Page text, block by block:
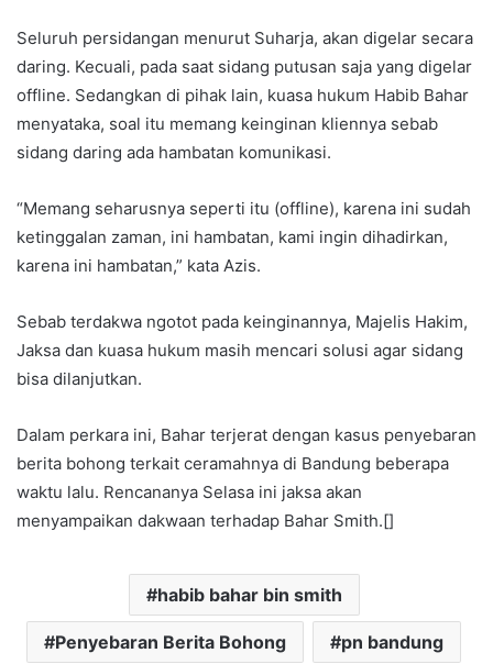
Seluruh persidangan menurut Suharja, akan digelar secara
daring. Kecuali, pada saat sidang putusan saja yang digelar
offline. Sedangkan di pihak lain, kuasa hukum Habib Bahar
menyataka, soal itu memang keinginan kliennya sebab
sidang daring ada hambatan komunikasi.
“Memang seharusnya seperti itu (offline), karena ini sudah
ketinggalan zaman, ini hambatan, kami ingin dihadirkan,
karena ini hambatan,” kata Azis.
Sebab terdakwa ngotot pada keinginannya, Majelis Hakim,
Jaksa dan kuasa hukum masih mencari solusi agar sidang
bisa dilanjutkan.
Dalam perkara ini, Bahar terjerat dengan kasus penyebaran
berita bohong terkait ceramahnya di Bandung beberapa
waktu lalu. Rencananya Selasa ini jaksa akan
menyampaikan dakwaan terhadap Bahar Smith.[]
habib bahar bin smith
Penyebaran Berita Bohong pn bandung